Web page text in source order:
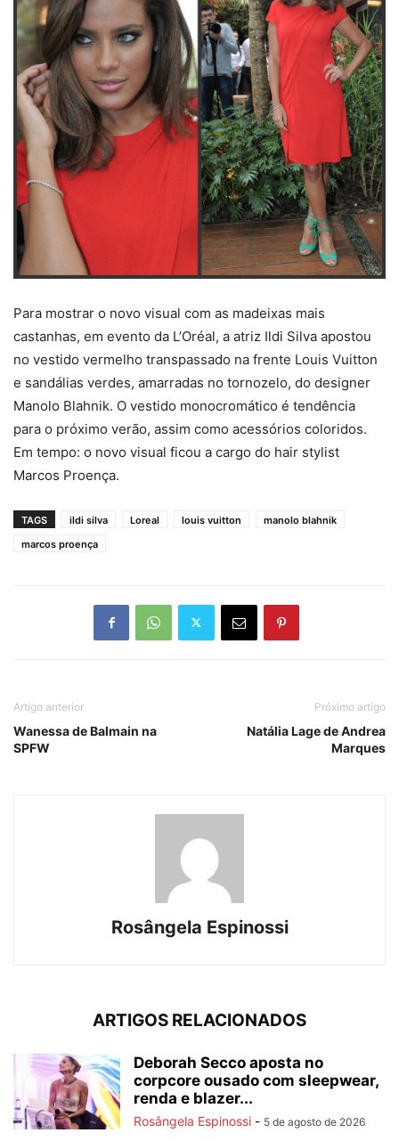
Para mostrar o novo visual com as madeixas mais
castanhas, em evento da L’Oréal, a atriz Ildi Silva apostou
no vestido vermelho transpassado na frente Louis Vuitton
e sandálias verdes, amarradas no tornozelo, do designer
Manolo Blahnik. O vestido monocromático é tendência
para o próximo verão, assim como acessórios coloridos.
Em tempo: o novo visual ficou a cargo do hair stylist
Marcos Proença.
TAGS ildi silva Loreal louis vuitton
manolo blahnik
marcos proença
Artigo anterior
Wanessa de Balmain na
SPFW
Próximo artigo
Natália Lage de Andrea
Marques
Rosângela Espinossi
ARTIGOS RELACIONADOS
Deborah Secco aposta no
corpcore ousado com sleepwear,
renda e blazer...
Rosângela Espinossi - 5 de agosto de 2026